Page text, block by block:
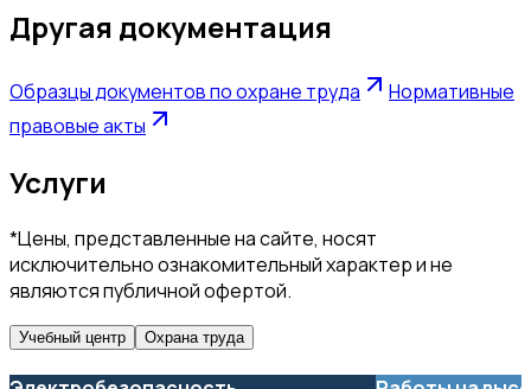
Другая документация
Образцы документов по охране труда
Нормативные
правовые акты
Услуги
*Цены, представленные на сайте, носят
исключительно ознакомительный характер и не
являются публичной офертой.
Учебный центр Охрана труда